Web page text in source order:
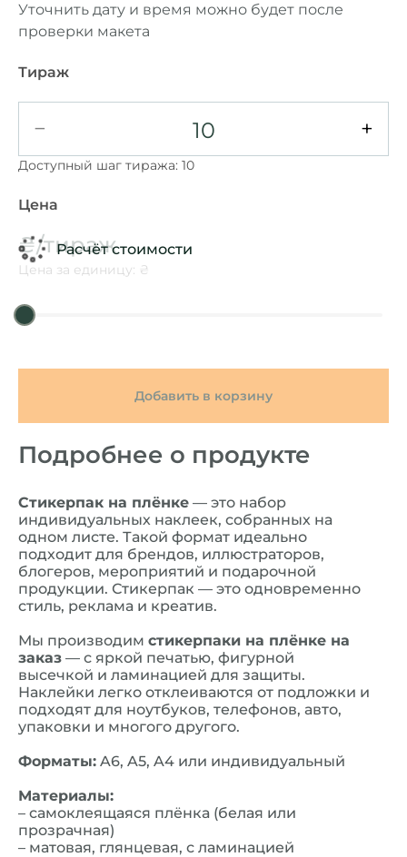
Уточнить дату и время можно будет после
проверки макета
Тираж
− +
Доступный шаг тиража: 10
Цена
Расчёт стоимости
₴/тираж
Цена за единицу: ₴
Добавить в корзину
Подробнее о продукте
Стикерпак на плёнке — это набор
индивидуальных наклеек, собранных на
одном листе. Такой формат идеально
подходит для брендов, иллюстраторов,
блогеров, мероприятий и подарочной
продукции. Стикерпак — это одновременно
стиль, реклама и креатив.
Мы производим стикерпаки на плёнке на
заказ — с яркой печатью, фигурной
высечкой и ламинацией для защиты.
Наклейки легко отклеиваются от подложки и
подходят для ноутбуков, телефонов, авто,
упаковки и многого другого.
Форматы: A6, A5, A4 или индивидуальный
Материалы:
– самоклеящаяся плёнка (белая или
прозрачная)
– матовая, глянцевая, с ламинацией